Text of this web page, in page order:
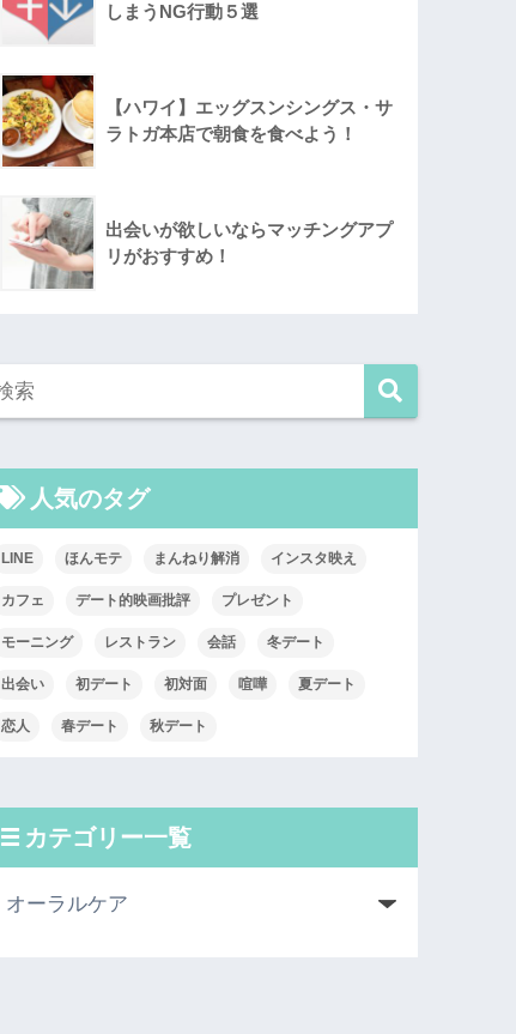
しまうNG行動５選
【ハワイ】エッグスンシングス・サ
ラトガ本店で朝食を食べよう！
出会いが欲しいならマッチングアプ
リがおすすめ！
人気のタグ
LINE ほんモテ まんねり解消 インスタ映え
カフェ デート的映画批評 プレゼント
モーニング レストラン 会話 冬デート
出会い 初デート 初対面 喧嘩 夏デート
恋人 春デート 秋デート
カテゴリー一覧